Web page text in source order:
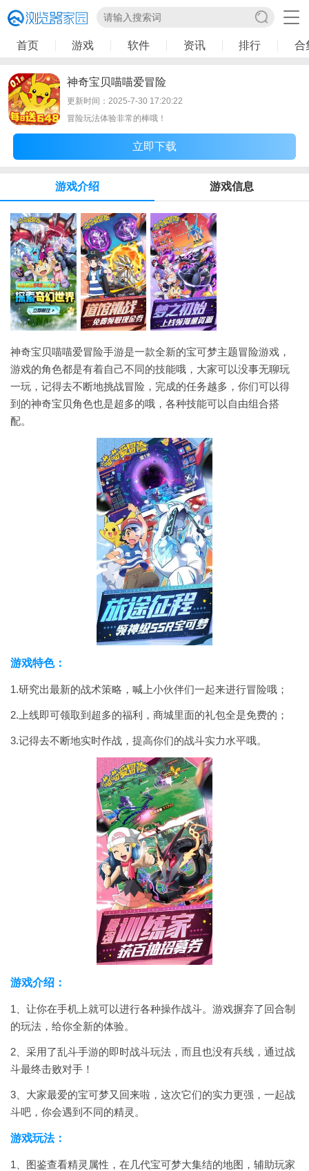
首页 游戏 软件 资讯 排行 合
神奇宝贝喵喵爱冒险
更新时间：2025-7-30 17:20:22
冒险玩法体验非常的棒哦！
立即下载
游戏介绍 游戏信息
神奇宝贝喵喵爱冒险手游是一款全新的宝可梦主题冒险游戏，
游戏的角色都是有着自己不同的技能哦，大家可以没事无聊玩
一玩，记得去不断地挑战冒险，完成的任务越多，你们可以得
到的神奇宝贝角色也是超多的哦，各种技能可以自由组合搭
配。
游戏特色：
1.研究出最新的战术策略，喊上小伙伴们一起来进行冒险哦；
2.上线即可领取到超多的福利，商城里面的礼包全是免费的；
3.记得去不断地实时作战，提高你们的战斗实力水平哦。
游戏介绍：
1、让你在手机上就可以进行各种操作战斗。游戏摒弃了回合制
的玩法，给你全新的体验。
2、采用了乱斗手游的即时战斗玩法，而且也没有兵线，通过战
斗最终击败对手！
3、大家最爱的宝可梦又回来啦，这次它们的实力更强，一起战
斗吧，你会遇到不同的精灵。
游戏玩法：
1、图鉴查看精灵属性，在几代宝可梦大集结的地图，辅助玩家